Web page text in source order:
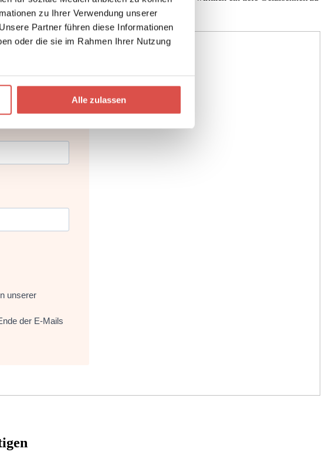
zu Ihrer Verwendung unserer
Partner führen diese Informationen
oder die sie im Rahmen Ihrer Nutzung
Alle zulassen
unserer
der E-Mails